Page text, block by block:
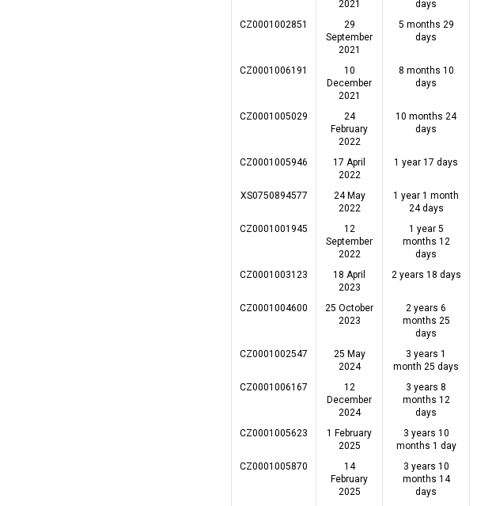
2021
days
CZ0001002851
29
September
2021
5 months 29
days
CZ0001006191
10
December
2021
8 months 10
days
CZ0001005029
24
February
2022
10 months 24
days
CZ0001005946
17 April
2022
1 year 17 days
XS0750894577
24 May
2022
1 year 1 month
24 days
CZ0001001945
12
September
2022
1 year 5
months 12
days
CZ0001003123
18 April
2023
2 years 18 days
CZ0001004600
25 October
2023
2 years 6
months 25
days
CZ0001002547
25 May
2024
3 years 1
month 25 days
CZ0001006167
12
December
2024
3 years 8
months 12
days
CZ0001005623
1 February
2025
3 years 10
months 1 day
CZ0001005870
14
February
2025
3 years 10
months 14
days